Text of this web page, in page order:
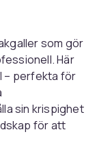
som gör
Här
– perfekta för
sin krispighet
för att